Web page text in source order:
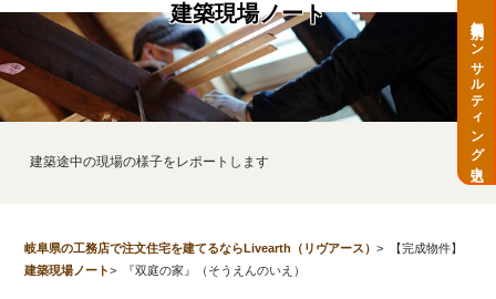
無料個別コンサルティング申込
建築現場ノート
建築途中の現場の様子をレポートします
岐阜県の工務店で注文住宅を建てるならLivearth（リヴアース）>
建築現場ノート>
【完成物件】
『双庭の家』（そうえんのいえ）